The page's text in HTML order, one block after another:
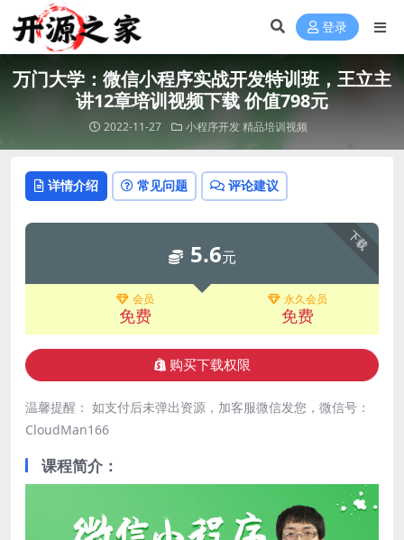
登录
万门大学：微信小程序实战开发特训班，王立主
讲12章培训视频下载 价值798元
2022-11-27 小程序开发精品培训视频
详情介绍 常见问题 评论建议
下载
5.6元
会员
免费
永久会员
免费
购买下载权限
温馨提醒： 如支付后未弹出资源，加客服微信发您，微信号：
CloudMan166
课程简介：